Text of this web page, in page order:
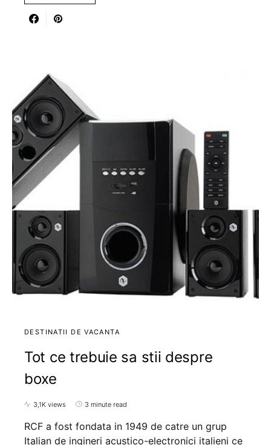
DESTINATII DE VACANTA
Tot ce trebuie sa stii despre
boxe
3,1K views 3 minute read
RCF a fost fondata in 1949 de catre un grup
Italian de ingineri acustico-electronici italieni ce